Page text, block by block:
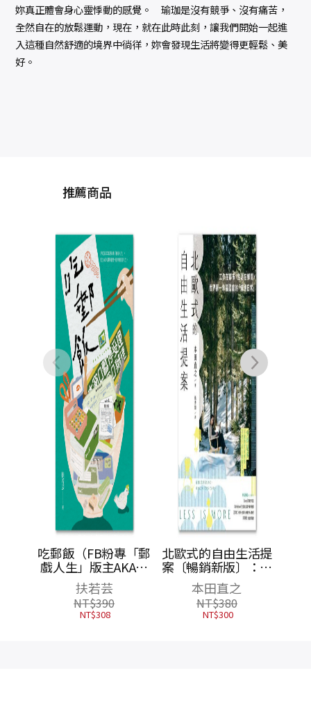
妳真正體會身心靈悸動的感覺。 瑜珈是沒有競爭、沒有痛苦，
全然自在的放鬆運動，現在，就在此時此刻，讓我們開始一起進
入這種自然舒適的境界中徜徉，妳會發現生活將變得更輕鬆、美
好。
推薦商品
吃郵飯（FB粉專「郵
戲人生」版主AKA郵
局櫃檯小姐扶若芸的
酸甘甜人生）
扶若芸
NT$390
NT$308
北歐式的自由生活提
案〔暢銷新版〕：工
作在都市，生活在鄉
間，世界第一幸福國
度的「減速日常」
本田直之
NT$380
NT$300